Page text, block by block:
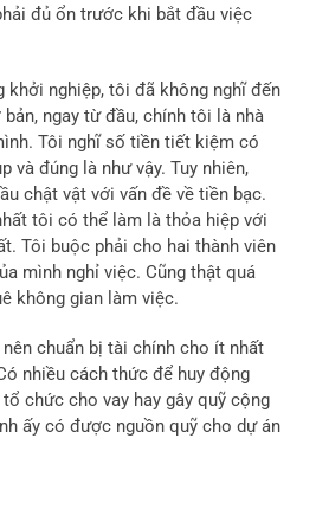
đủ ổn trước khi bắt đầu việc
khởi nghiệp, tôi đã không nghĩ đến
ngay từ đầu, chính tôi là nhà
Tôi nghĩ số tiền tiết kiệm có
và đúng là như vậy. Tuy nhiên,
chật vật với vấn đề về tiền bạc.
tôi có thể làm là thỏa hiệp với
Tôi buộc phải cho hai thành viên
mình nghỉ việc. Cũng thật quá
không gian làm việc.
chuẩn bị tài chính cho ít nhất
nhiều cách thức để huy động
chức cho vay hay gây quỹ cộng
ấy có được nguồn quỹ cho dự án